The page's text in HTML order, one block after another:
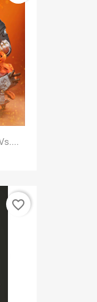
favorite_border